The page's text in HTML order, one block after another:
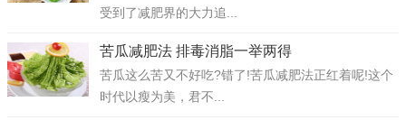
受到了减肥界的大力追...
苦瓜减肥法 排毒消脂一举两得
苦瓜这么苦又不好吃?错了!苦瓜减肥法正红着呢!这个
时代以瘦为美，君不...